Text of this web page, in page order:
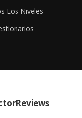
Los Niveles
Reviews